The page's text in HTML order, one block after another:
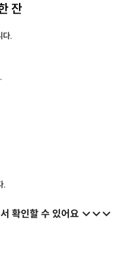
잔
다.
.
확인할 수 있어요 ↓↓↓